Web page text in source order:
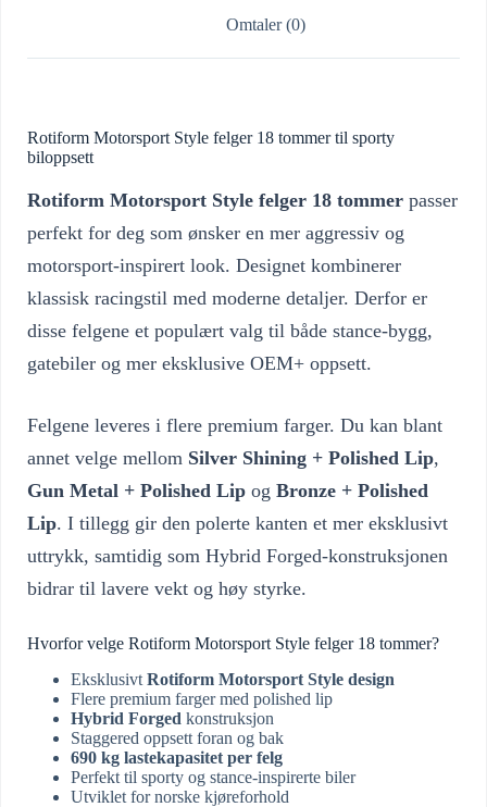
Omtaler (0)
Rotiform Motorsport Style felger 18 tommer til sporty
biloppsett
Rotiform Motorsport Style felger 18 tommer passer
perfekt for deg som ønsker en mer aggressiv og
motorsport-inspirert look. Designet kombinerer
klassisk racingstil med moderne detaljer. Derfor er
disse felgene et populært valg til både stance-bygg,
gatebiler og mer eksklusive OEM+ oppsett.
Felgene leveres i flere premium farger. Du kan blant
annet velge mellom Silver Shining + Polished Lip,
Gun Metal + Polished Lip og Bronze + Polished
Lip. I tillegg gir den polerte kanten et mer eksklusivt
uttrykk, samtidig som Hybrid Forged-konstruksjonen
bidrar til lavere vekt og høy styrke.
Hvorfor velge Rotiform Motorsport Style felger 18 tommer?
Eksklusivt Rotiform Motorsport Style design
Flere premium farger med polished lip
Hybrid Forged konstruksjon
Staggered oppsett foran og bak
690 kg lastekapasitet per felg
Perfekt til sporty og stance-inspirerte biler
Utviklet for norske kjøreforhold